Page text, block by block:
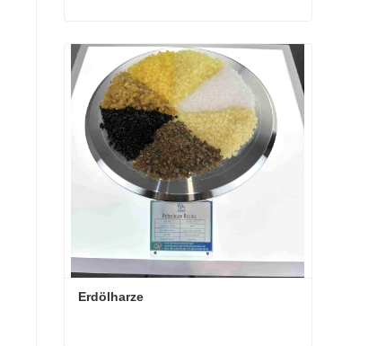
2-Imidazolidon
Kontaktieren Sie mich jetzt
Erdölharze